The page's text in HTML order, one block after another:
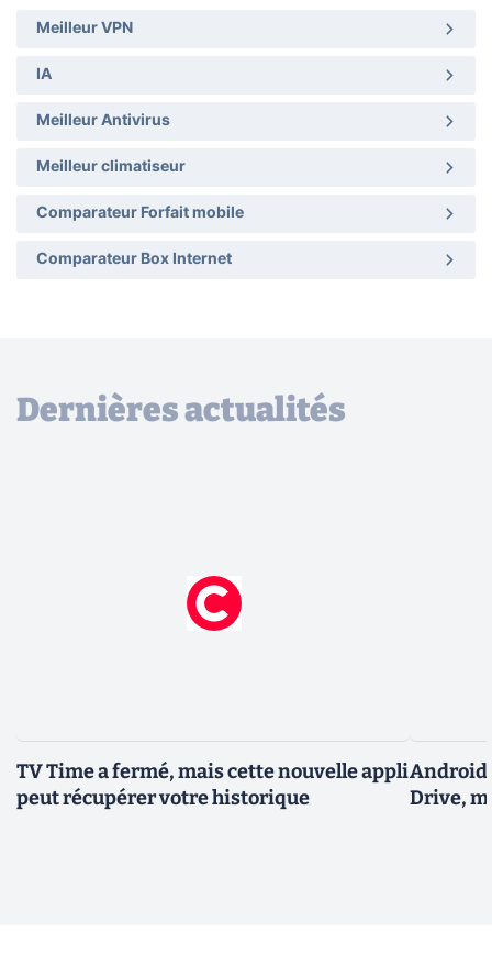
Meilleur VPN
IA
Meilleur Antivirus
Meilleur climatiseur
Comparateur Forfait mobile
Comparateur Box Internet
Dernières actualités
TV Time a fermé, mais cette nouvelle appli
peut récupérer votre historique
Android
Drive,